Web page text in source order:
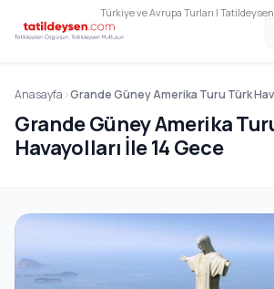
Türkiye ve Avrupa Turları | Tatildeysen
Anasayfa Grande Güney Amerika Turu Türk
Grande Güney Amerika
Havayolları İle 14 Gece